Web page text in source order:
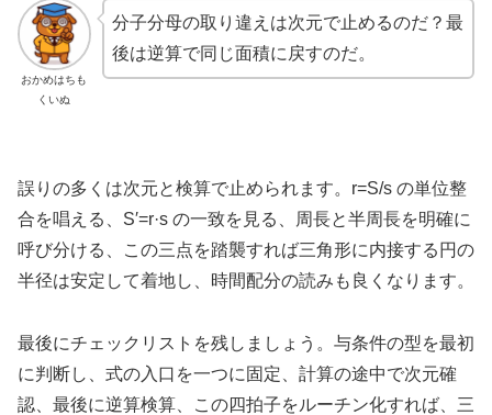
おかめはちも
くいぬ
分子分母の取り違えは次元で止めるのだ？最
後は逆算で同じ面積に戻すのだ。
誤りの多くは次元と検算で止められます。r=S/s の単位整
合を唱える、S′=r·s の一致を見る、周長と半周長を明確に
呼び分ける、この三点を踏襲すれば三角形に内接する円の
半径は安定して着地し、時間配分の読みも良くなります。
最後にチェックリストを残しましょう。与条件の型を最初
に判断し、式の入口を一つに固定、計算の途中で次元確
認、最後に逆算検算、この四拍子をルーチン化すれば、三